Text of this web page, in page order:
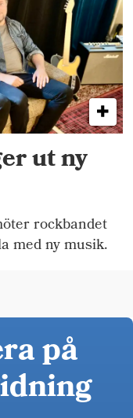
ut ny
rockbandet
med ny musik.
på